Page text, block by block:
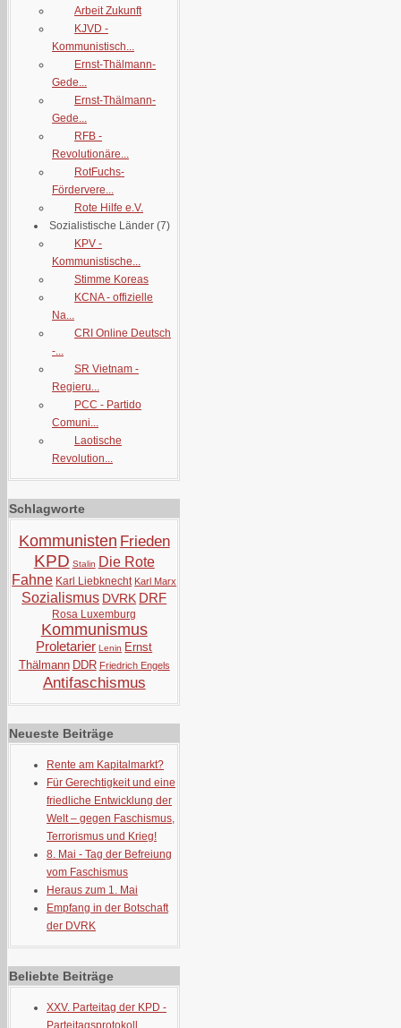
Arbeit Zukunft
KJVD -
Kommunistisch...
Ernst-Thälmann-
Gede...
Ernst-Thälmann-
Gede...
RFB -
Revolutionäre...
RotFuchs-
Fördervere...
Rote Hilfe e.V.
Sozialistische Länder (7)
KPV -
Kommunistische...
Stimme Koreas
KCNA - offizielle
Na...
CRI Online Deutsch
-...
SR Vietnam -
Regieru...
PCC - Partido
Comuni...
Laotische
Revolution...
Schlagworte
Kommunisten Frieden
KPD Stalin Die Rote
Fahne Karl Liebknecht Karl Marx
Sozialismus DVRK DRF
Rosa Luxemburg
Kommunismus
Proletarier Lenin Ernst
Thälmann DDR Friedrich Engels
Antifaschismus
Neueste Beiträge
Rente am Kapitalmarkt?
Für Gerechtigkeit und eine
friedliche Entwicklung der
Welt – gegen Faschismus,
Terrorismus und Krieg!
8. Mai - Tag der Befreiung
vom Faschismus
Heraus zum 1. Mai
Empfang in der Botschaft
der DVRK
Beliebte Beiträge
XXV. Parteitag der KPD -
Parteitagsprotokoll